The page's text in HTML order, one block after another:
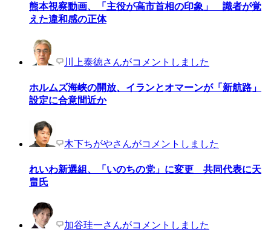
熊本視察動画、「主役が高市首相の印象」 識者が覚
えた違和感の正体
川上泰徳さんがコメントしました
ホルムズ海峡の開放、イランとオマーンが「新航路」
設定に合意間近か
木下ちがやさんがコメントしました
れいわ新選組、「いのちの党」に変更 共同代表に天
畠氏
加谷珪一さんがコメントしました